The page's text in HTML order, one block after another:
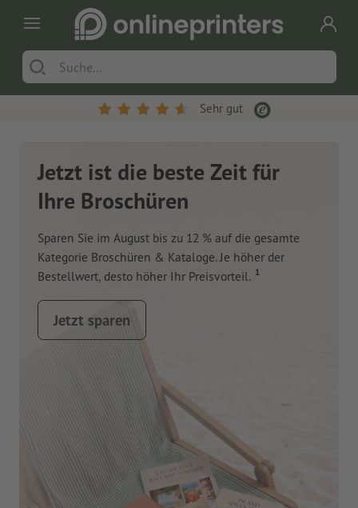
Sehr gut
Jetzt ist die beste Zeit für
Ihre Broschüren
Sparen Sie im August bis zu 12 % auf die gesamte
Kategorie Broschüren & Kataloge. Je höher der
Bestellwert, desto höher Ihr Preisvorteil. 1
Jetzt sparen